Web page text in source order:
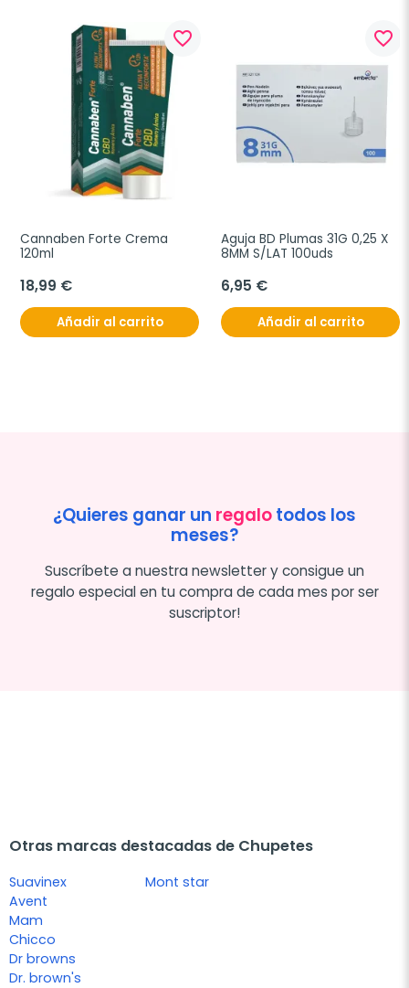
favorite_border
Cannaben Forte Crema
120ml
18,99 €
Añadir al carrito
favorite_border
Aguja BD Plumas 31G 0,25 X
8MM S/LAT 100uds
6,95 €
Añadir al carrito
¿Quieres ganar un regalotodos los
meses?
Suscríbete a nuestra newsletter y consigue un
regalo especial en tu compra de cada mes por ser
suscriptor!
Otras marcas destacadas de Chupetes
Suavinex
Avent
Mam
Chicco
Dr browns
Dr. brown's
Mont star